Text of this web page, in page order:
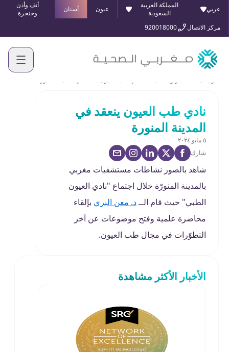
عربي
المملكة العربية
السعودية
عيون أسنان
أنف وأذن
وحنجرة
مركز الاتصال
920018000
نادي طب العيون ينعقد في
المدينة المنورة
٥ مايو ٢٠٢٤
شارك
شاهد بالصور نشاطات مستشفيات مغربي
بالمدينة المنورّة خلال اجتماع "نادي العيون
الطبي" حيث قام الــد. معن البري بإلقاء
محاضرة علمية وفتح موضوعات عن آخر
التطوّرات في مجال طب العيون.
الأخبار الأكثر مشاهدة